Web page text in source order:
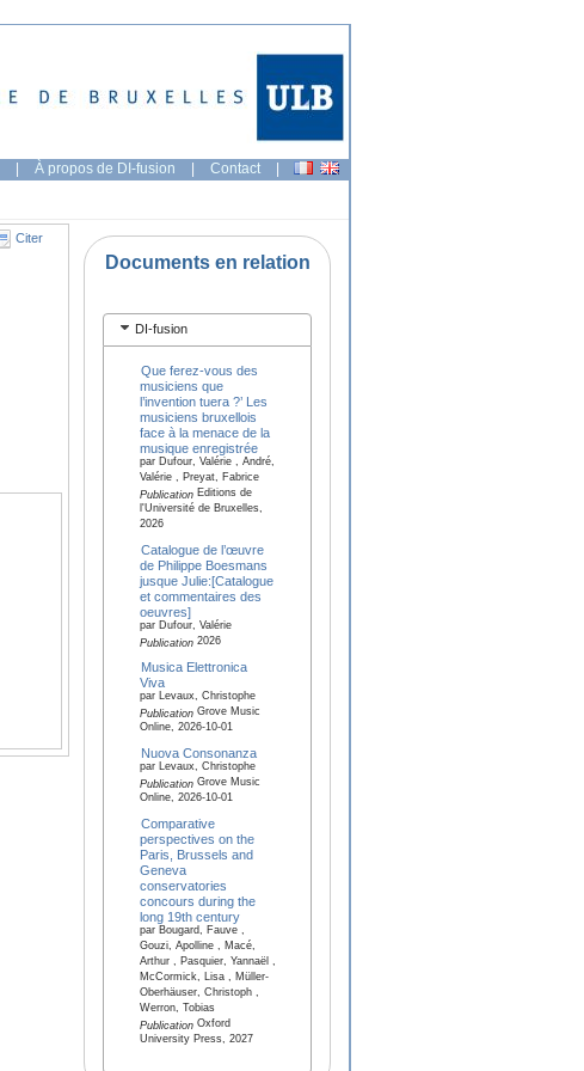
| À propos de DI-fusion | Contact |
Citer
Documents en relation
DI-fusion
Que ferez-vous des
musiciens que
l’invention tuera ?’ Les
musiciens bruxellois
face à la menace de la
musique enregistrée
par Dufour, Valérie , André,
Valérie , Preyat, Fabrice
PublicationEditions de
l'Université de Bruxelles,
2026
Catalogue de l’œuvre
de Philippe Boesmans
jusque Julie:[Catalogue
et commentaires des
oeuvres]
par Dufour, Valérie
Publication2026
Musica Elettronica
Viva
par Levaux, Christophe
PublicationGrove Music
Online, 2026-10-01
Nuova Consonanza
par Levaux, Christophe
PublicationGrove Music
Online, 2026-10-01
Comparative
perspectives on the
Paris, Brussels and
Geneva
conservatories
concours during the
long 19th century
par Bougard, Fauve ,
Gouzi, Apolline , Macé,
Arthur , Pasquier, Yannaël ,
McCormick, Lisa , Müller-
Oberhäuser, Christoph ,
Werron, Tobias
PublicationOxford
University Press, 2027